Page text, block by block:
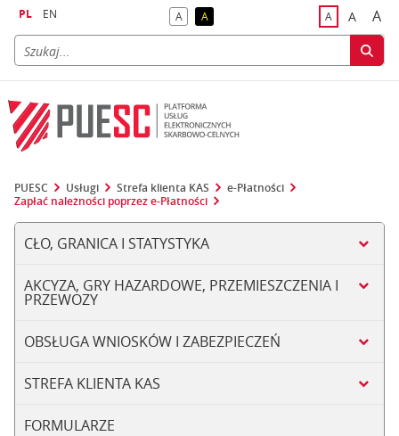
PL EN Akontrast domyślny
Akontrast żółty tekst na czarnym tle
Adomyślna
A A
PUESC Usługi Strefa klienta KAS
e-Płatności
Zapłać należności poprzez e-Płatności
CŁO, GRANICA I STATYSTYKA
AKCYZA, GRY HAZARDOWE, PRZEMIESZCZENIA I
PRZEWOZY
OBSŁUGA WNIOSKÓW I ZABEZPIECZEŃ
STREFA KLIENTA KAS
FORMULARZE